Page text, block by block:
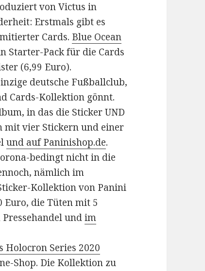
von Victus in
Erstmals gibt es
Cards. Blue Ocean
Starter-Pack für die Cards
(6,99 Euro).
deutsche Fußballclub,
Cards-Kollektion gönnt.
in das die Sticker UND
mit vier Stickern und einer
und auf Paninishop.de.
bedingt nicht in die
nämlich im
Kollektion von Panini
Euro, die Tüten mit 5
Pressehandel undim
Holocron Series 2020
Shop. Die Kollektion zu